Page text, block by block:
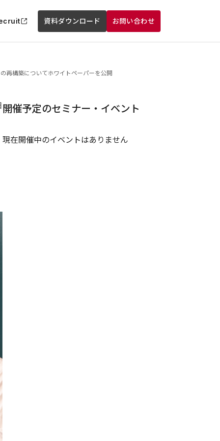
資料ダウンロード お問い合わせ
再構築についてホワイトペーパーを公開
開催予定のセミナー・イベント
現在開催中のイベントはありません